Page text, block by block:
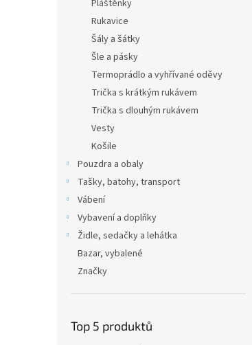
Pláštěnky
Rukavice
Šály a šátky
Šle a pásky
Termoprádlo a vyhřívané oděvy
Trička s krátkým rukávem
Trička s dlouhým rukávem
Vesty
Košile
Pouzdra a obaly
Tašky, batohy, transport
Vábení
Vybavení a doplňky
Židle, sedačky a lehátka
Bazar, vybalené
Značky
Top 5 produktů